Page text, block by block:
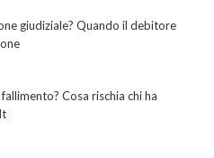
giudiziale? Quando il debitore
Cosa rischia chi ha